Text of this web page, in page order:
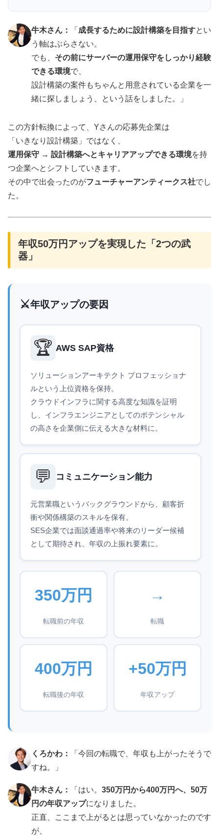
牛木さん： 「 成長するために設計構築を目指すとい
う軸はぶらさない。
でも、 その前にサーバーの運用保守をしっかり経験
できる環境で、
設計構築の案件もちゃんと用意されている企業を一
緒に探しましょう、という話をしました。」
この方針転換によって、Yさんの応募先企業は
「いきなり設計構築」ではなく、
運用保守 → 設計構築へとキャリアアップできる環境を持
つ企業へとシフトしていきます。
その中で出会ったのがフューチャーアンティークス社でし
た。
年収50万円アップを実現した「2つの武
器」
⚔️年収アップの要因
🏆 AWS SAP資格
ソリューションアーキテクト プロフェッショナ
ルという上位資格を保持。
クラウドインフラに関する高度な知識を証明
し、インフラエンジニアとしてのポテンシャル
の高さを企業側に伝える大きな材料に。
💬 コミュニケーション能力
元営業職というバックグラウンドから、顧客折
衝や関係構築のスキルを保有。
SES企業では面談通過率や将来のリーダー候補
として期待され、年収の上振れ要素に。
350万円
転職前の年収
→
転職
400万円
転職後の年収
+50万円
年収アップ
くろかわ：
「今回の転職で、年収も上がったそうで
すね。」
牛木さん： 「はい。 350万円から400万円へ、50万
円の年収アップになりました。
正直、ここまで上がるとは思っていなかったのです
が、